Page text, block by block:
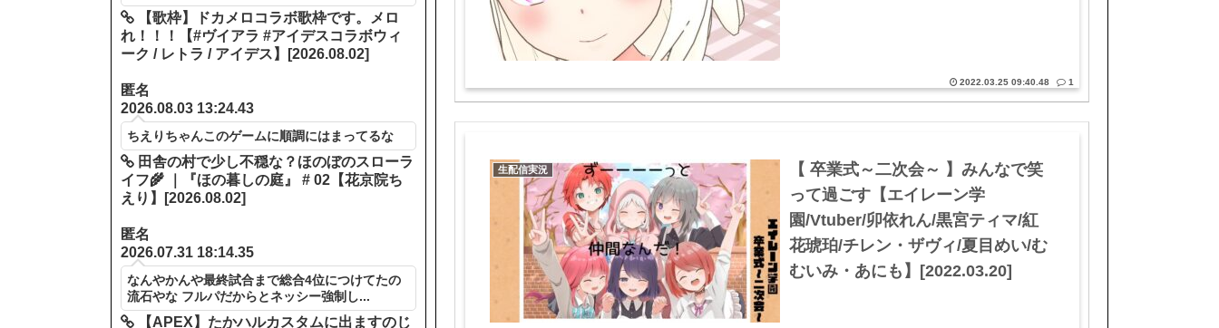
2022.03.25 09:40.48 1
生配信実況
【 卒業式～二次会～ 】みんなで笑
って過ごす【エイレーン学
園/Vtuber/卯依れん/黒宮ティマ/紅
花琥珀/チレン・ザヴィ/夏目めい/む
むいみ・あにも】[2022.03.20]
【歌枠】ドカメロコラボ歌枠です。メロ
れ！！！【#ヴイアラ #アイデスコラボウィ
ーク / レトラ / アイデス】[2026.08.02]
匿名
2026.08.03 13:24.43
ちえりちゃんこのゲームに順調にはまってるな
田舎の村で少し不穏な？ほのぼのスローラ
イフ🌾 ｜『ほの暮しの庭』 # 02【花京院ち
えり】[2026.08.02]
匿名
2026.07.31 18:14.35
なんやかんや最終試合まで総合4位につけてたの
流石やな フルパだからとネッシー強制し...
【APEX】たかハルカスタムに出ますのじ